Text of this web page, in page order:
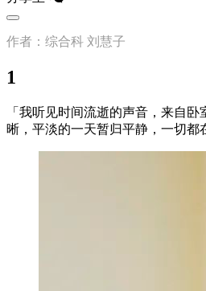
作者：综合科 刘慧子
1
「我听见时间流逝的声音，来自
晰，平淡的一天暂归平静，一切都